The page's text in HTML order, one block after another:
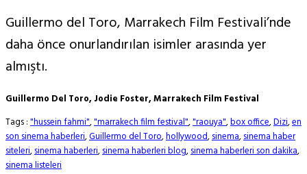
Guillermo del Toro, Marrakech Film Festivali’nde
daha önce onurlandırılan isimler arasında yer
almıştı.
Guillermo Del Toro, Jodie Foster, Marrakech Film Festival
Tags :"hussein fahmi","marrakech film festival","raouya",box office,Dizi,en
son sinema haberleri,Guillermo del Toro,hollywood,sinema,sinema haber
siteleri,sinema haberleri,sinema haberleri blog,sinema haberleri son dakika,
sinema listeleri